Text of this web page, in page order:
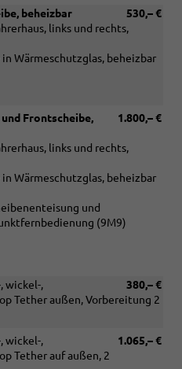
Inser,
Armauflage
[1U8]
Klapptische
in
Soul)
Verbindung
mit
Festes
Verstellbare
i.Fahrgast-
2
Positionen:
hinter
hochgeklappter
2.Sitzr.)
530,– €
beheizbar
links und rechts,
Wärmeschutzglas, beheizbar
1.800,– €
Frontscheibe,
links und rechts,
Wärmeschutzglas, beheizbar
und
(9M9)
380,– €
wickel-,
Tether außen, Vorbereitung 2
1.065,– €
wickel-,
Tether auf außen, 2